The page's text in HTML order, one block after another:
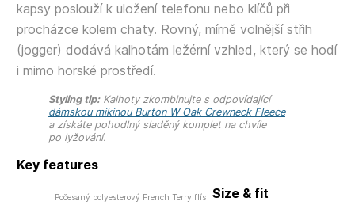
kapsy poslouží k uložení telefonu nebo klíčů při
procházce kolem chaty. Rovný, mírně volnější střih
(jogger) dodává kalhotám ležérní vzhled, který se hodí
i mimo horské prostředí.
Styling tip:Kalhoty zkombinujte s odpovídající
dámskou mikinou Burton W Oak Crewneck Fleece
a získáte pohodlný sladěný komplet na chvíle
po lyžování.
Key features
Počesaný polyesterový French Terry flís Size & fit